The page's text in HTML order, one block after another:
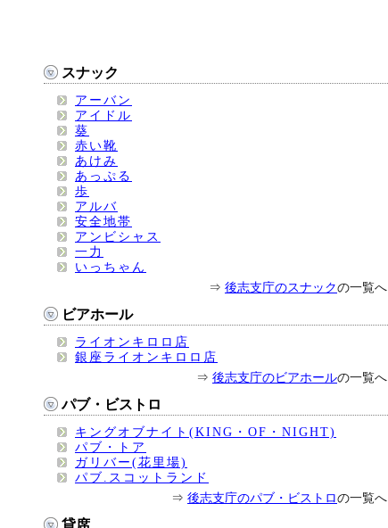
スナック
アーバン
アイドル
葵
赤い靴
あけみ
あっぷる
歩
アルバ
安全地帯
アンビシャス
一力
いっちゃん
⇒ 後志支庁のスナックの一覧へ
ビアホール
ライオンキロロ店
銀座ライオンキロロ店
⇒ 後志支庁のビアホールの一覧へ
パブ・ビストロ
キングオブナイト(KING・OF・NIGHT)
パブ・トア
ガリバー(花里場)
パブ.スコットランド
⇒ 後志支庁のパブ・ビストロの一覧へ
貸席